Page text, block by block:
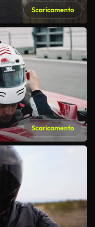
Scaricamento
Scaricamento